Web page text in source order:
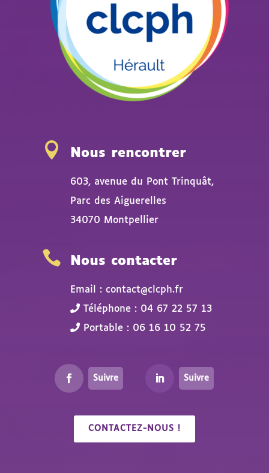
 Nous rencontrer
603, avenue du Pont Trinquât,
Parc des Aiguerelles
34070 Montpellier
 Nous contacter
Email : contact@clcph.fr
Téléphone : 04 67 22 57 13
Portable : 06 16 10 52 75
Suivre Suivre
CONTACTEZ-NOUS !